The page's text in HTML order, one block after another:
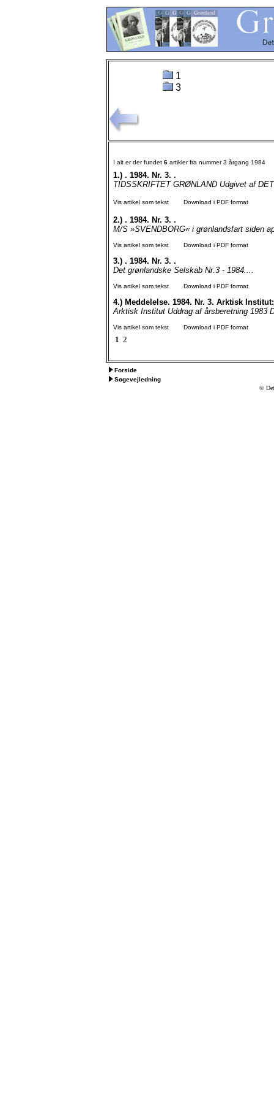
1
3
I alt er der fundet 6 artikler fra nummer 3 årgang 1984
1.) . 1984. Nr. 3. .
TIDSSKRIFTET GRØNLAND Udgivet af
Vis artikel som tekst Download i PDF format
2.) . 1984. Nr. 3. .
M/S »SVENDBORG« i grønlandsfart siden
Vis artikel som tekst Download i PDF format
3.) . 1984. Nr. 3. .
Det grønlandske Selskab Nr.3 - 1984....
Vis artikel som tekst Download i PDF format
4.) Meddelelse. 1984. Nr. 3. Arktisk
Arktisk Institut Uddrag af årsberetning 1983
Vis artikel som tekst Download i PDF format
1 2
Forside
Søgevejledning
© Det